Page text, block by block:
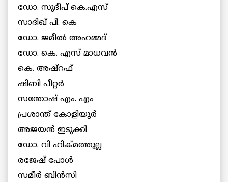
ഡോ. സുദീപ് കെ.എസ്
സാദിഖ് പി. കെ
ഡോ. ജമീൽ അഹമ്മദ്
ഡോ. കെ. എസ് മാധവൻ
കെ. അഷ്റഫ്
ഷിബി പീറ്റർ
സന്തോഷ് എം. എം
പ്രശാന്ത് കോളിയൂർ
അജയൻ ഇടുക്കി
ഡോ. വി ഹിക്മത്തുല്ല
രജേഷ് പോൾ
സമീർ ബിൻസി